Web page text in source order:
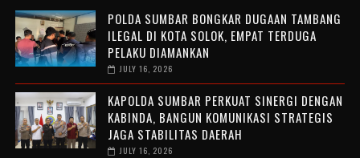
POLDA SUMBAR BONGKAR DUGAAN TAMBANG
ILEGAL DI KOTA SOLOK, EMPAT TERDUGA
PELAKU DIAMANKAN
JULY 16, 2026
KAPOLDA SUMBAR PERKUAT SINERGI DENGAN
KABINDA, BANGUN KOMUNIKASI STRATEGIS
JAGA STABILITAS DAERAH
JULY 16, 2026